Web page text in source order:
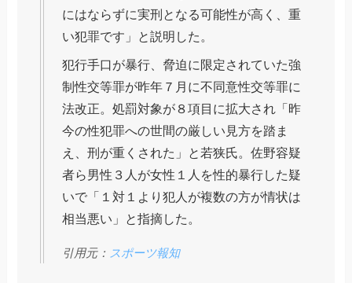
にはならずに実刑となる可能性が高く、重
い犯罪です」と説明した。
犯行手口が暴行、脅迫に限定されていた強
制性交等罪が昨年７月に不同意性交等罪に
法改正。処罰対象が８項目に拡大され「昨
今の性犯罪への世間の厳しい見方を踏ま
え、刑が重くされた」と若狭氏。佐野容疑
者ら男性３人が女性１人を性的暴行した疑
いで「１対１より犯人が複数の方が情状は
相当悪い」と指摘した。
引用元： スポーツ報知